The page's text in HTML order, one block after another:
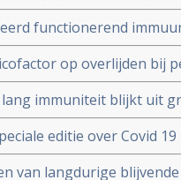
voor COVID-
care-afdeling en
functionerend
ca 10 tot 15 procent
op overlijden bij
na correctie voor
- comorbiditeit
immuniteit blijkt uit
had antistoffen en 44
editie over Covid
gelezen zouden
van langdurige